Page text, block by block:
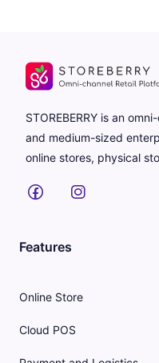
STOREBERRY is an
and medium-sized
online stores, physical
Features
Online Store
Cloud POS